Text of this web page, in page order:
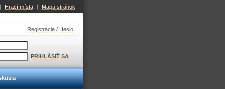
| Hrací místa | Mapa stránok
Registrácia / Heslo
PRÍHLÁSIŤ SA